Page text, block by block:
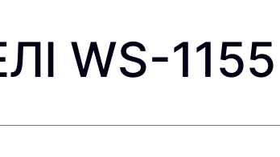
WS-1155